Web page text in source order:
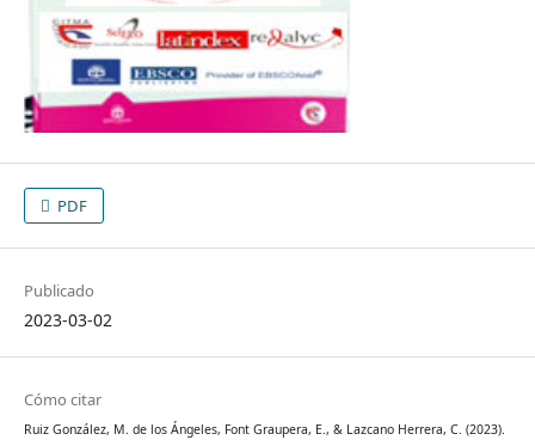
PDF
Publicado
2023-03-02
Cómo citar
Ruiz González, M. de los Ángeles, Font Graupera, E., & Lazcano Herrera, C. (2023).